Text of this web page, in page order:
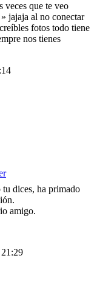
veces que te veo
jajaja al no conectar
fotos todo tiene
nos tienes
dices, ha primado
amigo.